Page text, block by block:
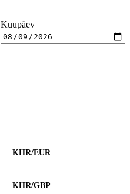
Kuupäev
KHR/EUR
KHR/GBP